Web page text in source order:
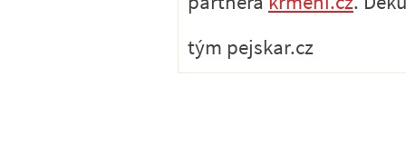
tým pejskar.cz